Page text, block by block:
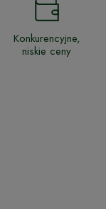
Konkurencyjne,
niskie ceny